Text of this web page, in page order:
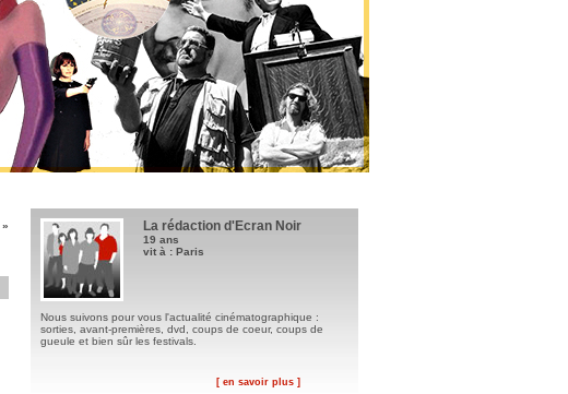
» La rédaction d'Ecran Noir
19 ans
vit à : Paris
Nous suivons pour vous l'actualité cinématographique :
sorties, avant-premières, dvd, coups de coeur, coups de
gueule et bien sûr les festivals.
[ en savoir plus ]